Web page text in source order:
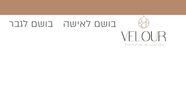
בושם לאישה בושם לגבר